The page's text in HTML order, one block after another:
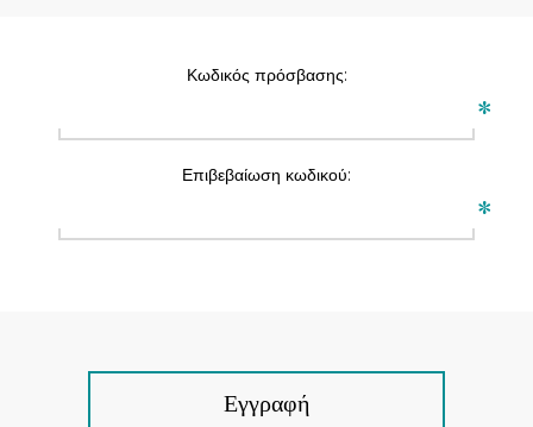
Κωδικός πρόσβασης:
*
Επιβεβαίωση κωδικού:
*
Εγγραφή